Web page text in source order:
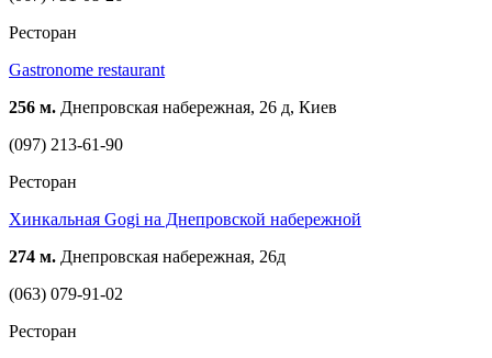
Ресторан
Gastronome restaurant
256 м. Днепровская набережная, 26 д, Киев
(097) 213-61-90
Ресторан
Хинкальная Gogi на Днепровской набережной
274 м. Днепровская набережная, 26д
(063) 079-91-02
Ресторан